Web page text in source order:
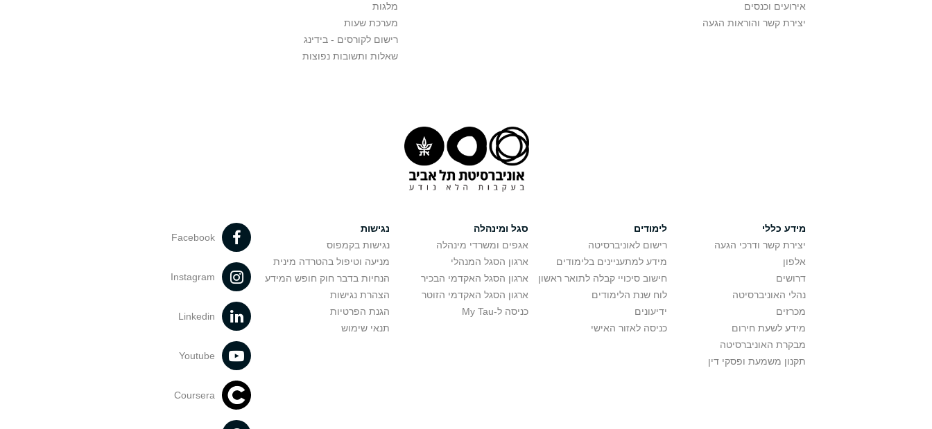
אירועים וכנסים
יצירת קשר והוראות הגעה
מלגות
מערכת שעות
רישום לקורסים - בידינג
שאלות ותשובות נפוצות
מידע כללי
יצירת קשר ודרכי הגעה
אלפון
דרושים
נהלי האוניברסיטה
מכרזים
מידע לשעת חירום
מבקרת האוניברסיטה
תקנון משמעת ופסקי דין
לימודים
רישום לאוניברסיטה
מידע למתעניינים בלימודים
חישוב סיכויי קבלה לתואר ראשון
לוח שנת הלימודים
ידיעונים
כניסה לאזור האישי
סגל ומינהלה
אגפים ומשרדי מינהלה
ארגון הסגל המנהלי
ארגון הסגל האקדמי הבכיר
ארגון הסגל האקדמי הזוטר
כניסה ל-My Tau
נגישות
נגישות בקמפוס
מניעה וטיפול בהטרדה מינית
הנחיות בדבר חוק חופש המידע
הצהרת נגישות
הגנת הפרטיות
תנאי שימוש
Facebook
Instagram
Linkedin
Youtube
Coursera